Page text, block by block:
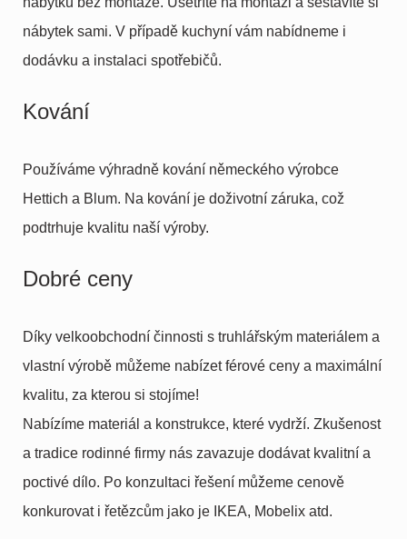
nábytek sami. V případě kuchyní vám nabídneme i
dodávku a instalaci spotřebičů.
Kování
Používáme výhradně kování německého výrobce
Hettich a Blum. Na kování je doživotní záruka, což
podtrhuje kvalitu naší výroby.
Dobré ceny
Díky velkoobchodní činnosti s truhlářským materiálem a
vlastní výrobě můžeme nabízet férové ceny a maximální
kvalitu, za kterou si stojíme!
Nabízíme materiál a konstrukce, které vydrží. Zkušenost
a tradice rodinné firmy nás zavazuje dodávat kvalitní a
poctivé dílo. Po konzultaci řešení můžeme cenově
konkurovat i řetězcům jako je IKEA, Mobelix atd.